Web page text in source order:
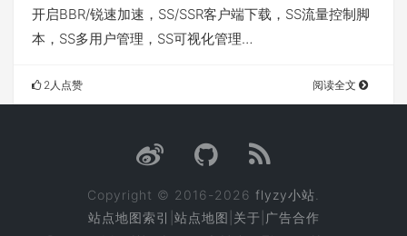
开启BBR/锐速加速，SS/SSR客户端下载，SS流量控制脚
本，SS多用户管理，SS可视化管理…
2人点赞 阅读全文
Copyright © 2016-2026 flyzy小站
站点地图索引 站点地图 关于 广告合作